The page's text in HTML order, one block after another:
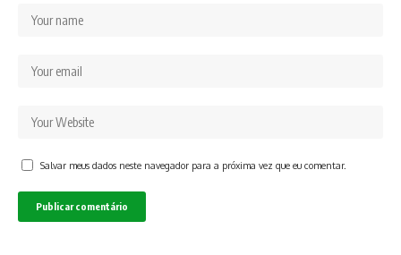
Salvar meus dados neste navegador para a próxima vez que eu comentar.